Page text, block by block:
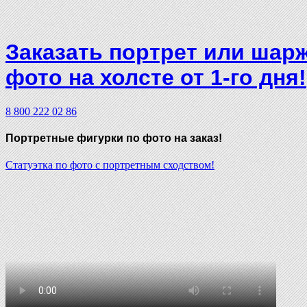
Заказать портрет или
фото на холсте от 1-го дня!
8 800 222 02 86
Портретные фигуркипо фото на заказ!
Статуэтка по фото с портретным сходством!